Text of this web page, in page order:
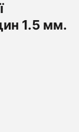
1.5 мм.